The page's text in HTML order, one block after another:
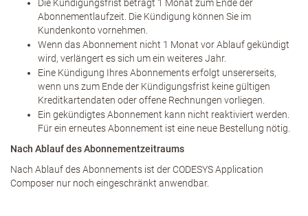
Die Kündigungsfrist beträgt 1 Monat zum Ende der
Abonnementlaufzeit. Die Kündigung können Sie im
Kundenkonto vornehmen.
Wenn das Abonnement nicht 1 Monat vor Ablauf gekündigt
wird, verlängert es sich um ein weiteres Jahr.
Eine Kündigung Ihres Abonnements erfolgt unsererseits,
wenn uns zum Ende der Kündigungsfrist keine gültigen
Kreditkartendaten oder offene Rechnungen vorliegen.
Ein gekündigtes Abonnement kann nicht reaktiviert werden.
Für ein erneutes Abonnement ist eine neue Bestellung nötig.
Nach Ablauf des Abonnementzeitraums
Nach Ablauf des Abonnements ist der CODESYS Application
Composer nur noch eingeschränkt anwendbar.